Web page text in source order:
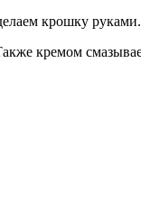
крошку руками.
кремом